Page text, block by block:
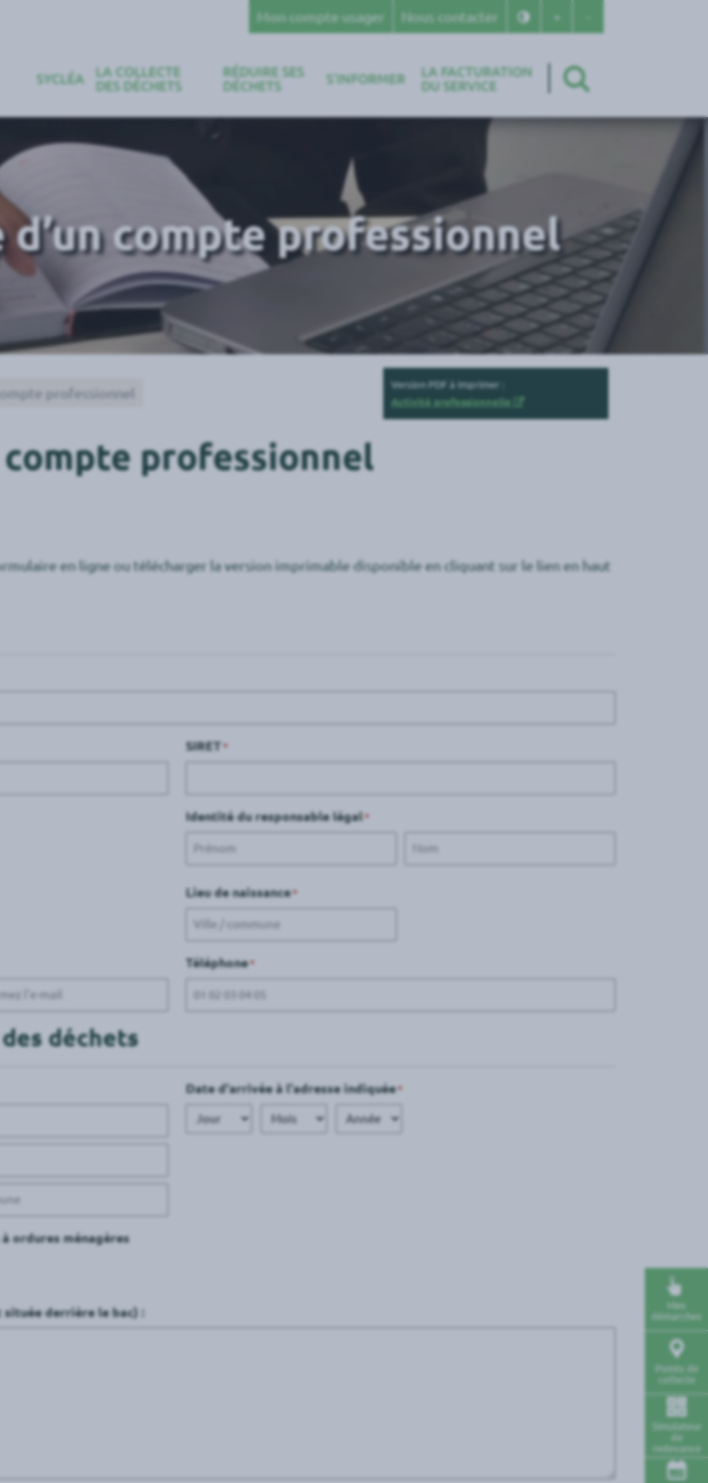
Mon compte usager Nous contacter Changer le contraste
+
SYCLÉA
LA COLLECTE
DES DÉCHETS
RÉDUIRE SES
DÉCHETS
S’INFORMER
LA FACTURATION
DU SERVICE
compte professionnel
professionnel
Mes
démarches
Points de
collecte
Simulateur
de
redevance
Version PDF à imprimer :
Activité professionnelle
professionnel
en ligne ou télécharger la version imprimable disponible en cliquant sur le lien en haut
SIRET *
Identité du responsable légal*
Lieu de naissance*
Téléphone*
déchets
Date d'arrivée à l'adresse indiquée*
Jour Mois Année
ordures ménagères
derrière le bac) :